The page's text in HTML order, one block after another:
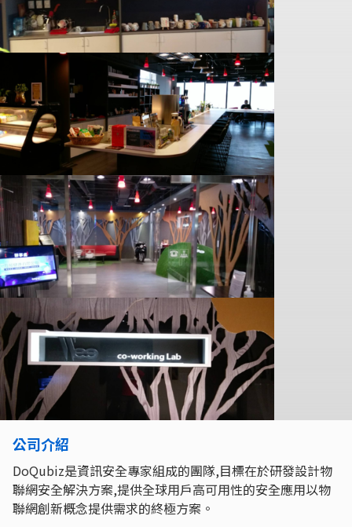
公司介紹
DoQubiz是資訊安全專家組成的團隊,目標在於研發設計物
聯網安全解決方案,提供全球用戶高可用性的安全應用以物
聯網創新概念提供需求的終極方案。